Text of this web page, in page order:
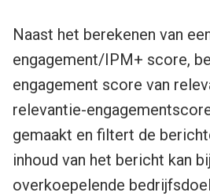
Naast het berekenen van
engagement/IPM+ score,
engagement score van
relevantie-
gemaakt en filtert de
inhoud van het bericht kan
overkoepelende